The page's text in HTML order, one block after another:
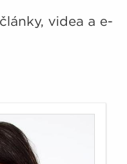
videa a e-